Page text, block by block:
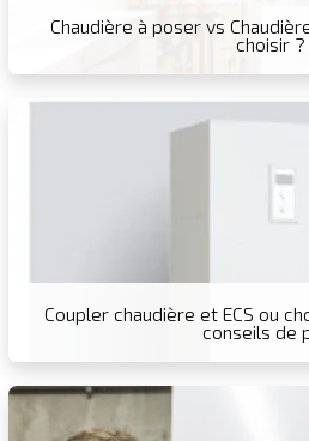
Chaudière à poser vs
choisir ?
Coupler chaudière et ECS ou
conseils de